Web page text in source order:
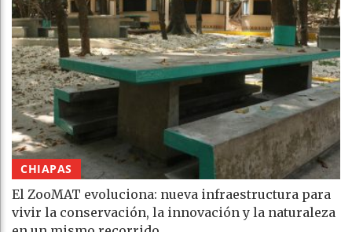
CHIAPAS
El ZooMAT evoluciona: nueva infraestructura para
vivir la conservación, la innovación y la naturaleza